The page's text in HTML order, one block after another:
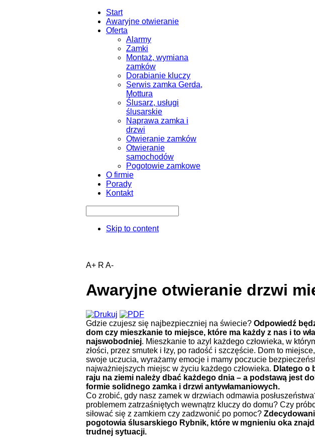
Start
Awaryjne otwieranie
Oferta
Alarmy
Zamki
Montaż, wymiana
zamków
Dorabianie kluczy
Serwis zamka Gerda,
Mottura
Ślusarz, usługi
ślusarskie
Naprawa zamka i
drzwi
Otwieranie zamków
Otwieranie
samochodów
Pogotowie zamkowe
O firmie
Porady
Kontakt
Skip to content
A+ R A-
Awaryjne otwieranie drzwi
Gdzie czujesz się najbezpieczniej na świecie? Odpowiedź
dom czy mieszkanie to miejsce, które ma każdy z nas i to
najswobodniej. Mieszkanie to azyl każdego człowieka, w
złości, przez smutek i łzy, po radość i szczęście. Dom to
swoje uczucia, wyrażamy emocje i mamy poczucie
najważniejszych miejsc w życiu każdego człowieka. Dlatego o
raju na ziemi należy dbać każdego dnia – a podstawą jest
formie solidnego zamka i drzwi antywłamaniowych.
Co zrobić, gdy nasz zamek w drzwiach odmawia
problemem zatrzaśniętych wewnątrz kluczy do domu? Czy
siłować się z zamkiem czy zadzwonić po pomoc?
pogotowia ślusarskiego Rybnik, które w mgnieniu oka
trudnej sytuacji.